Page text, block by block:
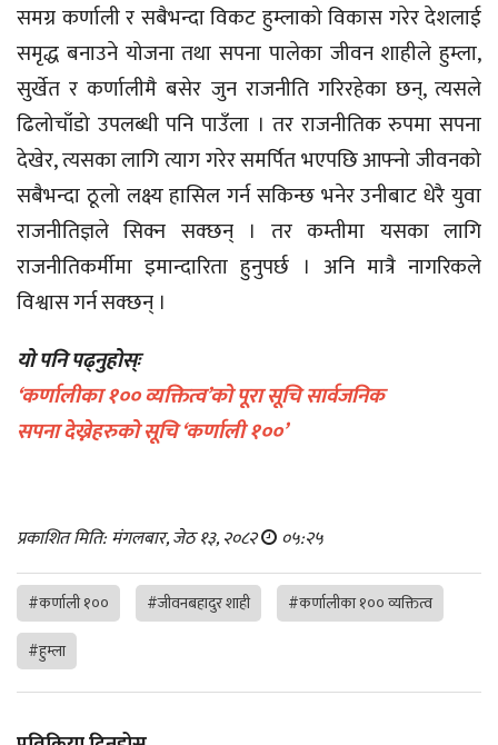
समग्र कर्णाली र सबैभन्दा विकट हुम्लाको विकास गरेर देशलाई
समृद्ध बनाउने योजना तथा सपना पालेका जीवन शाहीले हुम्ला,
सुर्खेत र कर्णालीमै बसेर जुन राजनीति गरिरहेका छन्, त्यसले
ढिलोचाँडो उपलब्धी पनि पाउँला । तर राजनीतिक रुपमा सपना
देखेर, त्यसका लागि त्याग गरेर समर्पित भएपछि आफ्नो जीवनको
सबैभन्दा ठूलो लक्ष्य हासिल गर्न सकिन्छ भनेर उनीबाट धेरै युवा
राजनीतिज्ञले सिक्न सक्छन् । तर कम्तीमा यसका लागि
राजनीतिकर्मीमा इमान्दारिता हुनुपर्छ । अनि मात्रै नागरिकले
विश्वास गर्न सक्छन् ।
यो पनि पढ्नुहोस्ः
‘कर्णालीका १०० व्यक्तित्व’को पूरा सूचि सार्वजनिक
सपना देख्नेहरुको सूचि ‘कर्णाली १००’
प्रकाशित मिति: मंगलबार, जेठ १३, २०८२ ०५:२५
#कर्णाली १०० #जीवनबहादुर शाही
#कर्णालीका १०० व्यक्तित्व
#हुम्ला